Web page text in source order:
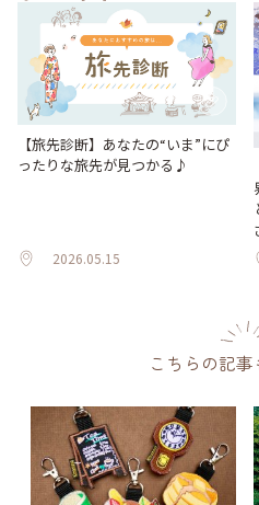
【旅先診断】あなたの“いま”にぴ
ったりな旅先が見つかる♪
2026.05.15
こちらの記